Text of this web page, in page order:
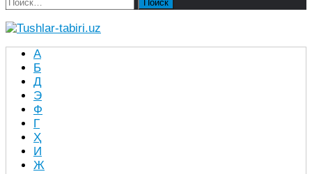
А
Б
Д
Э
Ф
Г
Ҳ
И
Ж